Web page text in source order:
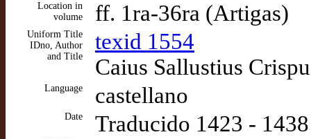
Location in
volume
ff. 1ra-36ra (Artigas)
Uniform Title
IDno, Author
and Title
texid 1554
Caius Sallustius
Language castellano
Date Traducido 1423 - 1438